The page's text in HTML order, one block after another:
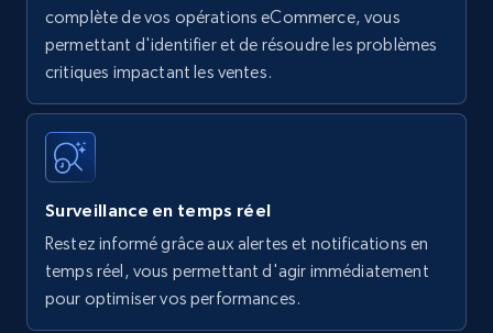
complète de vos opérations eCommerce, vous
permettant d'identifier et de résoudre les problèmes
critiques impactant les ventes.
Surveillance en temps réel
Restez informé grâce aux alertes et notifications en
temps réel, vous permettant d'agir immédiatement
pour optimiser vos performances.